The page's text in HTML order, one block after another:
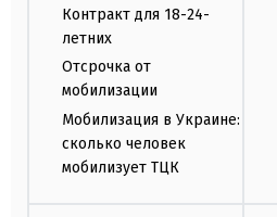
Контракт для 18-24-
летних
Отсрочка от
мобилизации
Мобилизация в Украине:
сколько человек
мобилизует ТЦК